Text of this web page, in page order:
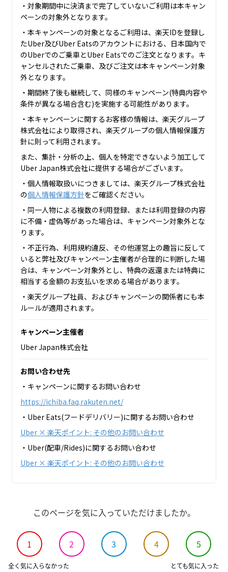
・対象期間中に決済まで完了していないご利用は本キャン
ペーンの対象外となります。
・本キャンペーンの対象となるご利用は、楽天IDを登録し
たUber及びUber Eatsのアカウントにおける、日本国内で
のUberでのご乗車とUber Eatsでのご注文となります。キ
ャンセルされたご乗車、及びご注文は本キャンペーン対象
外となります。
・期間終了後も継続して、同様のキャンペーン(特典内容や
条件が異なる場合含む)を実施する可能性があります。
・本キャンペーンに関するお客様の情報は、楽天グループ
株式会社により取得され、楽天グループの個人情報保護方
針に則って利用されます。
また、集計・分析の上、個人を特定できないよう加工して
Uber Japan株式会社に提供する場合がございます。
・個人情報取扱いにつきましては、楽天グループ株式会社
の個人情報保護方針をご確認ください。
・同一人物による複数の利用登録、または利用登録の内容
に不備・虚偽等があった場合は、キャンペーン対象外とな
ります。
・不正行為、利用規約違反、その他運営上の趣旨に反して
いると弊社及びキャンペーン主催者が合理的に判断した場
合は、キャンペーン対象外とし、特典の返還または特典に
相当する金額のお支払いを求める場合があります。
・楽天グループ社員、およびキャンペーンの関係者にも本
ルールが適用されます。
キャンペーン主催者
Uber Japan株式会社
お問い合わせ先
・キャンペーンに関するお問い合わせ
https://ichiba.faq.rakuten.net/
・Uber Eats(フードデリバリー)に関するお問い合わせ
Uber × 楽天ポイント: その他のお問い合わせ
・Uber(配車/Rides)に関するお問い合わせ
Uber × 楽天ポイント: その他のお問い合わせ
このページを気に入っていただけましたか。
1 2 3 4 5
全く気に入らなかった とても気に入った